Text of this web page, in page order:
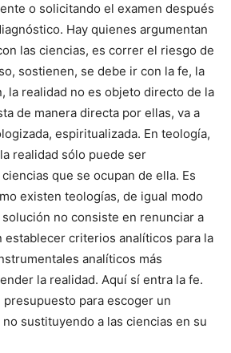
o solicitando el examen después
Hay quienes argumentan
las ciencias, es correr el riesgo de
sostienen, se debe ir con la fe, la
la realidad no es objeto directo de la
de manera directa por ellas, va a
espiritualizada. En teología,
realidad sólo puede ser
que se ocupan de ella. Es
existen teologías, de igual modo
no consiste en renunciar a
establecer criterios analíticos para la
analíticos más
la realidad. Aquí sí entra la fe.
para escoger un
sustituyendo a las ciencias en su